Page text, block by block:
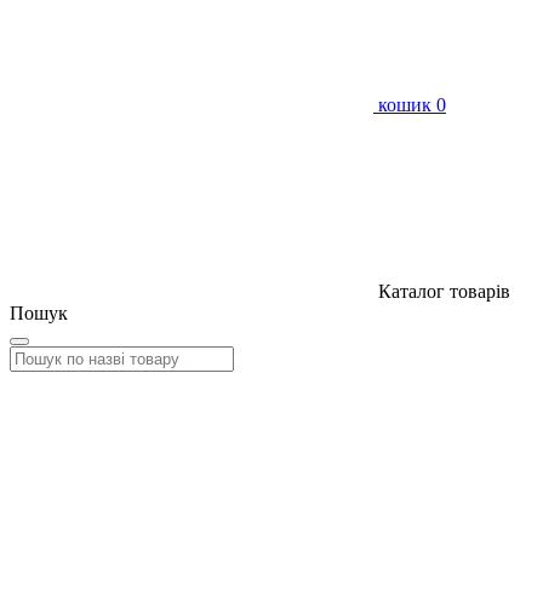
кошик 0
Каталог товарів
Пошук